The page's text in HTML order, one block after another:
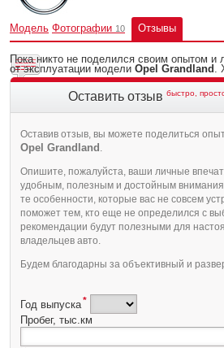
Модель Фотографии 10 Отзывы
Пока никто не поделился своим опытом и
от эксплуатации модели Opel Grandland
Оставить отзыв быстро,
Оставив отзыв, вы можете поделиться
Opel Grandland .
Опишите, пожалуйста, ваши личные
удобным, полезным и достойным
те особенности, которые вас не совсем
поможет тем, кто еще не определился с
рекомендации будут полезными для
владельцев авто.
Будем благодарны за объективный и
Год выпуска*
Пробег, тыс.км